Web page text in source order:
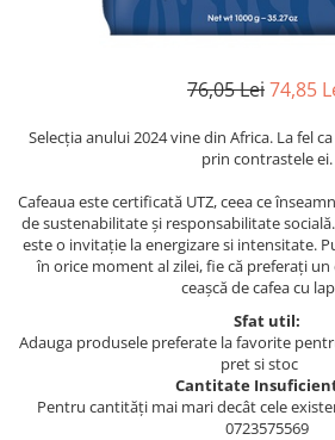
76,05 Lei74,85
Selecția anului 2024 vine din Africa. La fel
prin contrastele ei.
Cafeaua este certificată UTZ, ceea ce
de sustenabilitate și responsabilitate
este o invitație la energizare si intensitate.
în orice moment al zilei, fie că preferați
ceașcă de cafea cu
Sfat util:
Adauga produsele preferate la favorite
pret si stoc
Cantitate
Pentru cantități mai mari decât cele
0723575569